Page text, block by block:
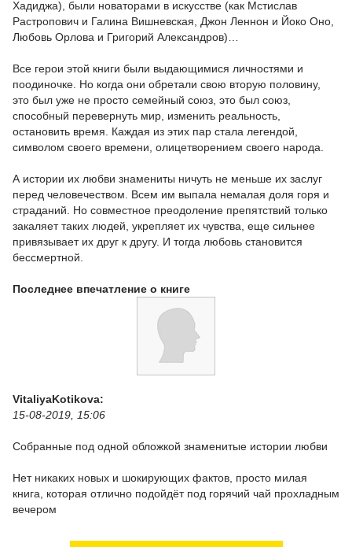
Хадиджа), были новаторами в искусстве (как Мстислав
Растропович и Галина Вишневская, Джон Леннон и Йоко Оно,
Любовь Орлова и Григорий Александров)…
Все герои этой книги были выдающимися личностями и
поодиночке. Но когда они обретали свою вторую половину,
это был уже не просто семейный союз, это был союз,
способный перевернуть мир, изменить реальность,
остановить время. Каждая из этих пар стала легендой,
символом своего времени, олицетворением своего народа.
А истории их любви знамениты ничуть не меньше их заслуг
перед человечеством. Всем им выпала немалая доля горя и
страданий. Но совместное преодоление препятствий только
закаляет таких людей, укрепляет их чувства, еще сильнее
привязывает их друг к другу. И тогда любовь становится
бессмертной.
Последнее впечатление о книге
VitaliyaKotikova:
15-08-2019, 15:06
Собранные под одной обложкой знаменитые истории любви
Нет никаких новых и шокирующих фактов, просто милая
книга, которая отлично подойдёт под горячий чай прохладным
вечером